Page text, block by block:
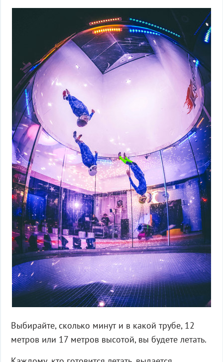
Выбирайте, сколько минут и в какой трубе, 12
метров или 17 метров высотой, вы будете летать.